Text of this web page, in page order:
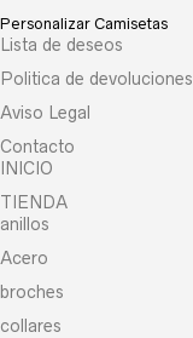
Personalizar Camisetas
Lista de deseos
Politica de devoluciones
Aviso Legal
Contacto
INICIO
TIENDA
anillos
Acero
broches
collares